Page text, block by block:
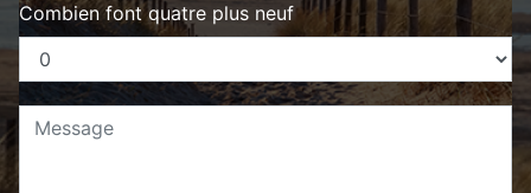
Combien font quatre plus neuf